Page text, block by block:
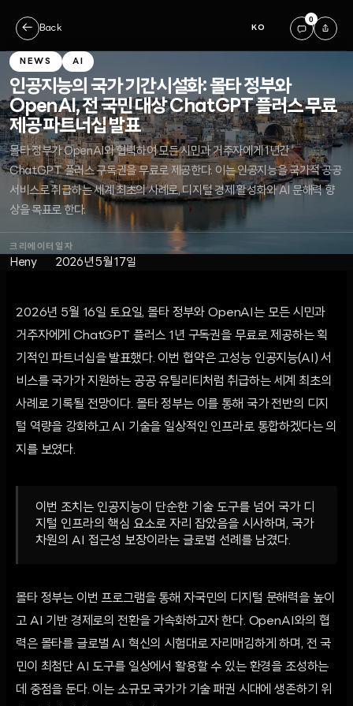
← Back KO
0
NEWS AI
인공지능의 국가 기간시설화: 몰타 정부와
OpenAI, 전 국민 대상 ChatGPT 플러스 무료
제공 파트너십 발표
몰타 정부가 OpenAI와 협력하여 모든 시민과 거주자에게 1년간
ChatGPT 플러스 구독권을 무료로 제공한다. 이는 인공지능을 국가적 공공
서비스로 취급하는 세계 최초의 사례로, 디지털 경제 활성화와 AI 문해력 향
상을 목표로 한다.
크리에이터
Heny
일자
2026년 5월 17일
2026년 5월 16일 토요일, 몰타 정부와 OpenAI는 모든 시민과
거주자에게 ChatGPT 플러스 1년 구독권을 무료로 제공하는 획
기적인 파트너십을 발표했다. 이번 협약은 고성능 인공지능(AI) 서
비스를 국가가 지원하는 공공 유틸리티처럼 취급하는 세계 최초의
사례로 기록될 전망이다. 몰타 정부는 이를 통해 국가 전반의 디지
털 역량을 강화하고 AI 기술을 일상적인 인프라로 통합하겠다는 의
지를 보였다.
이번 조치는 인공지능이 단순한 기술 도구를 넘어 국가 디
지털 인프라의 핵심 요소로 자리 잡았음을 시사하며, 국가
차원의 AI 접근성 보장이라는 글로벌 선례를 남겼다.
몰타 정부는 이번 프로그램을 통해 자국민의 디지털 문해력을 높이
고 AI 기반 경제로의 전환을 가속화하고자 한다. OpenAI와의 협
력은 몰타를 글로벌 AI 혁신의 시험대로 자리매김하게 하며, 전 국
민이 최첨단 AI 도구를 일상에서 활용할 수 있는 환경을 조성하는
데 중점을 둔다. 이는 소규모 국가가 기술 패권 시대에 생존하기 위